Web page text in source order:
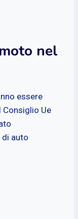
nel
essere
Consiglio Ue
auto